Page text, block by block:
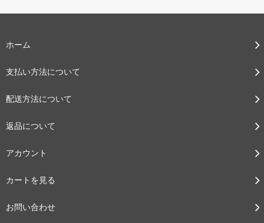
ホーム
支払い方法について
配送方法について
返品について
アカウント
カートを見る
お問い合わせ